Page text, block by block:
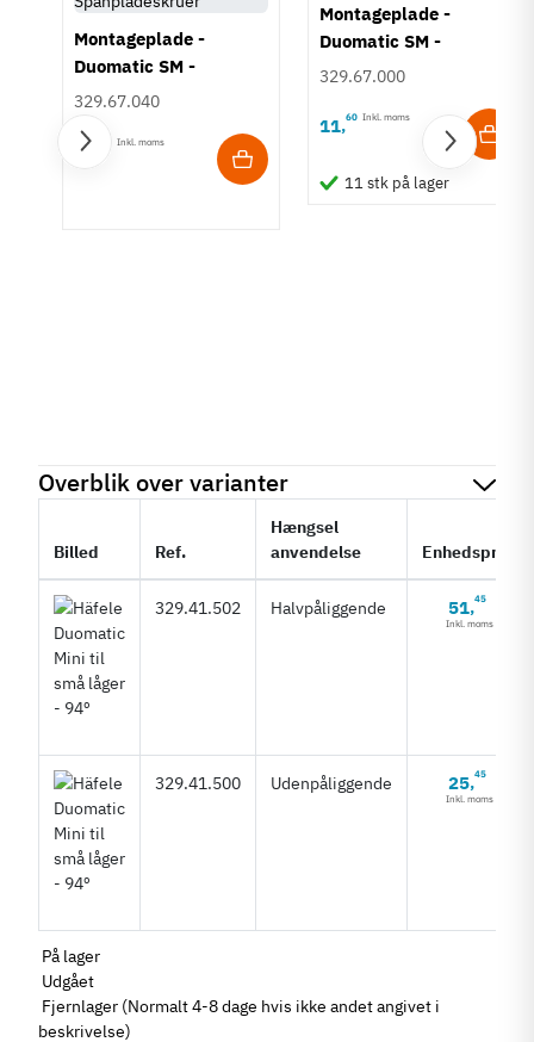
Montageplade -
Duomatic SM -
Spånpladeskruer
329.67.040
11 Inkl. moms
Montageplade -
Duomatic SM -
Euroskruer
329.67.000
11,60 Inkl. moms
11 stk på lager
Overblik over varianter
Billed Ref.
Hængsel
anvendelse
Enhedspris
329.41.502 Halvpåliggende 51,45
Inkl. moms
329.41.500 Udenpåliggende 25,45
Inkl. moms
På lager
Udgået
Fjernlager (Normalt 4-8 dage hvis ikke andet angivet i
beskrivelse)